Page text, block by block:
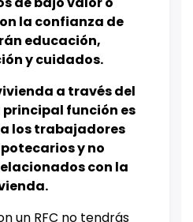
la confianza de
educación,
y cuidados.
a través del
función es
los trabajadores
y no
con la
un RFC no tendrás